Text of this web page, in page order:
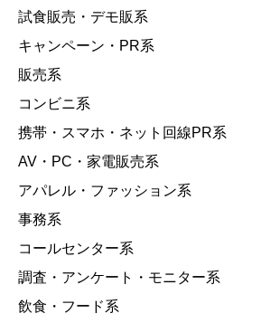
試食販売・デモ販系
キャンペーン・PR系
販売系
コンビニ系
携帯・スマホ・ネット回線PR系
AV・PC・家電販売系
アパレル・ファッション系
事務系
コールセンター系
調査・アンケート・モニター系
飲食・フード系